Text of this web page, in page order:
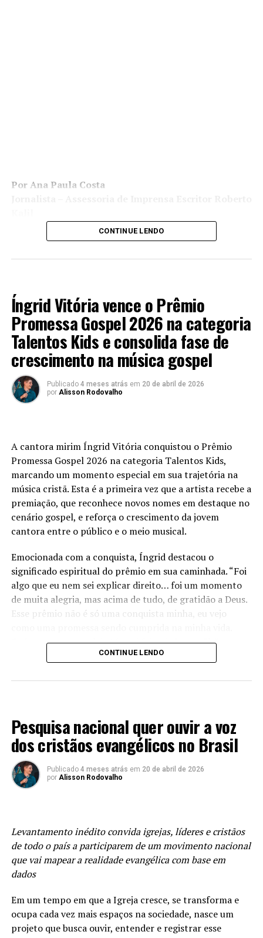
Por Ana Paula Costa
CONTINUE LENDO
Íngrid Vitória vence o Prêmio
Promessa Gospel 2026 na categoria
Talentos Kids e consolida fase de
crescimento na música gospel
Publicado 4 meses atrás em 20 de abril de 2026
por Alisson Rodovalho
A cantora mirim Íngrid Vitória conquistou o Prêmio
Promessa Gospel 2026 na categoria Talentos Kids,
marcando um momento especial em sua trajetória na
música cristã. Esta é a primeira vez que a artista recebe a
premiação, que reconhece novos nomes em destaque no
cenário gospel, e reforça o crescimento da jovem
cantora entre o público e o meio musical.
Emocionada com a conquista, Íngrid destacou o
significado espiritual do prêmio em sua caminhada. “Foi
algo que eu nem sei explicar direito… foi um momento
de muita alegria, mas acima de tudo, de gratidão a Deus.
Esse prêmio não é só uma conquista minha, eu vejo
Cada passo que eu dei até aqui foi guiado por Ele”,
O momento do anúncio também foi marcado por forte
meu coração disparou… eu fiquei muito emocionada,
comecei a chorar. Eu não esperava. Foi uma surpresa
muito grande. Mas senti como se Deus estivesse me
abraçando e dizendo que estava cumprindo o que
prometeu”, declarou. A artista ainda teve a
passava entre os convidados.
Novas conquistas
carreira da jovem artista, que vem acumulando
conquistas e ampliando sua visibilidade no cenário
gospel. Com lançamentos recentes e participações em
CONTINUE LENDO
Pesquisa nacional quer ouvir a voz
dos cristãos evangélicos no Brasil
Publicado 4 meses atrás em 20 de abril de 2026
por Alisson Rodovalho
Levantamento inédito convida igrejas, líderes e cristãos
de todo o país a participarem de um movimento nacional
que vai mapear a realidade evangélica com base em
dados
Em um tempo em que a Igreja cresce, se transforma e
ocupa cada vez mais espaços na sociedade, nasce um
projeto que busca ouvir, entender e registrar esse